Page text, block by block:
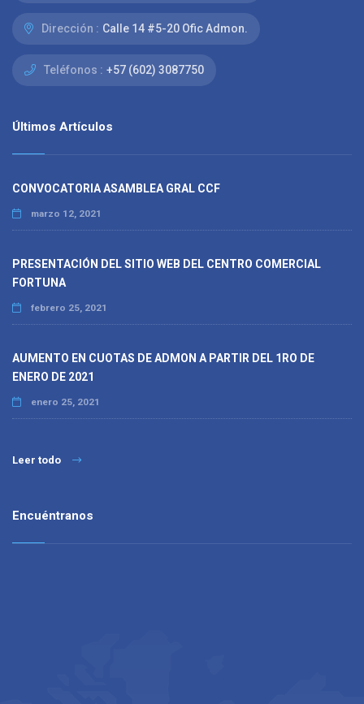
Dirección : Calle 14 #5-20 Ofic Admon.
Teléfonos : +57 (602) 3087750
Últimos Artículos
CONVOCATORIA ASAMBLEA GRAL CCF
marzo 12, 2021
PRESENTACIÓN DEL SITIO WEB DEL CENTRO COMERCIAL
FORTUNA
febrero 25, 2021
AUMENTO EN CUOTAS DE ADMON A PARTIR DEL 1RO DE
ENERO DE 2021
enero 25, 2021
Leer todo
Encuéntranos